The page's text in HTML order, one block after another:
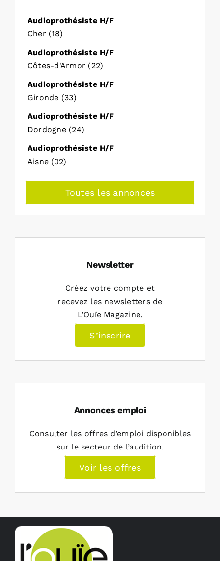
Audioprothésiste H/F
Cher (18)
Audioprothésiste H/F
Côtes-d'Armor (22)
Audioprothésiste H/F
Gironde (33)
Audioprothésiste H/F
Dordogne (24)
Audioprothésiste H/F
Aisne (02)
Toutes les annonces
Newsletter
Créez votre compte et
recevez les newsletters de
L’Ouïe Magazine.
S’inscrire
Annonces emploi
Consulter les offres d’emploi disponibles
sur le secteur de l’audition.
Voir les offres